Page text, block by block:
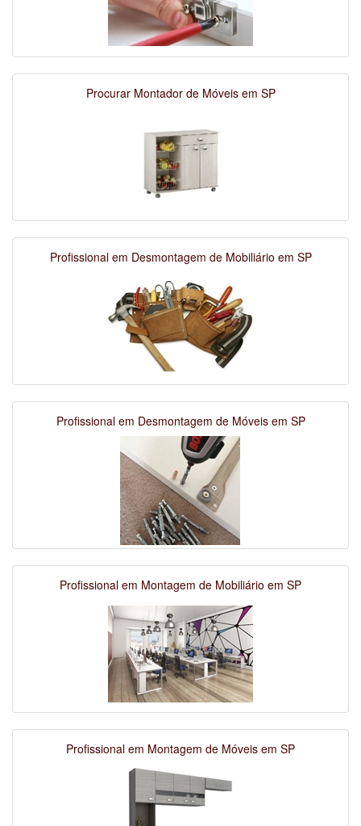
Procurar Montador de Móveis em SP
Profissional em Desmontagem de Mobiliário em SP
Profissional em Desmontagem de Móveis em SP
Profissional em Montagem de Mobiliário em SP
Profissional em Montagem de Móveis em SP